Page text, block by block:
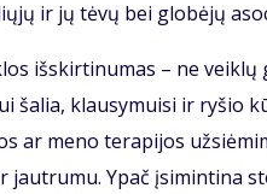
ir jų tėvų bei globėjų
išskirtinumas – ne veiklų
šalia, klausymuisi ir ryšio
ar meno terapijos
jautrumu. Ypač įsimintina